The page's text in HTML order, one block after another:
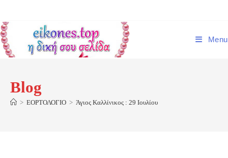
content
Menu
Blog
> ΕΟΡΤΟΛΟΓΙΟ > Άγιος Καλλίνικος : 29 Ιουλίου